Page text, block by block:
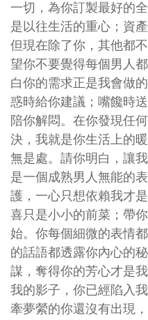
一切，為你訂製最好的
是以往生活的重心；資
但現在除了你，其他都
望你不要覺得每個男人
白你的需求正是我會做
惑時給你建議；嘴饞時
陪你解悶。在你發現任
決，我就是你生活上的
無是處。請你明白，讓
是一個成熟男人無能的
護，一心只想依賴我才
喜只是小小的前菜；帶
始。你每個細微的表情
的話語都透露你內心的
謀，奪得你的芳心才是
我的影子，你已經陷入
牽夢縈的你還沒有出現